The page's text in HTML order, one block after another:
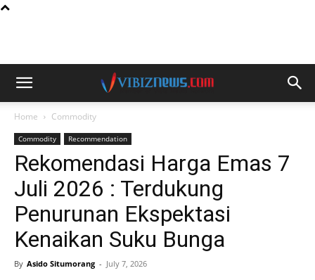
Home Commodity
Commodity Recommendation
Rekomendasi Harga Emas 7
Juli 2026 : Terdukung
Penurunan Ekspektasi
Kenaikan Suku Bunga
By Asido Situmorang - July 7, 2026